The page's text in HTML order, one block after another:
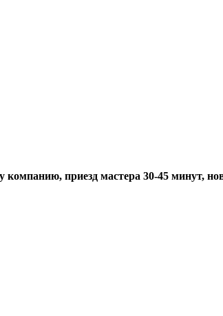
приезд мастера 30-45 минут,